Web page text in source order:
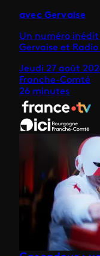
avec Gervaise
Un numéro
Gervaise et
Jeudi 27 août
Franche-Comté
26 minutes